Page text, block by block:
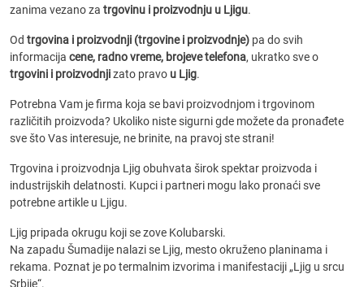
zanima vezano za trgovinu i proizvodnju u Ljigu.
Od trgovina i proizvodnji (trgovine i proizvodnje) pa do svih
informacija cene, radno vreme, brojeve telefona, ukratko sve o
trgovini i proizvodnjizato pravo u Ljig.
Potrebna Vam je firma koja se bavi proizvodnjom i trgovinom
različitih proizvoda? Ukoliko niste sigurni gde možete da pronađete
sve što Vas interesuje, ne brinite, na pravoj ste strani!
Trgovina i proizvodnja Ljig obuhvata širok spektar proizvoda i
industrijskih delatnosti. Kupci i partneri mogu lako pronaći sve
potrebne artikle u Ljigu.
Ljig pripada okrugu koji se zove Kolubarski.
Na zapadu Šumadije nalazi se Ljig, mesto okruženo planinama i
rekama. Poznat je po termalnim izvorima i manifestaciji „Ljig u srcu
Srbije“.